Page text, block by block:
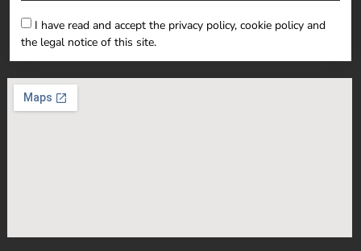
I have read and accept the privacy policy, cookie policy and
the legal notice of this site.